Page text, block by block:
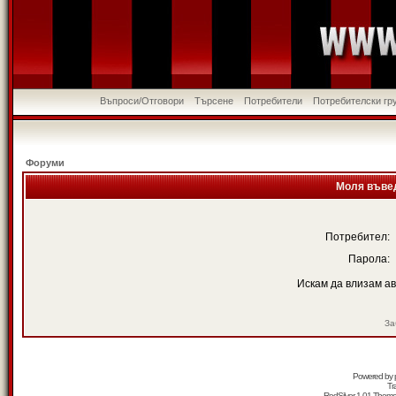
Въпроси/Отговори Търсене Потребители Потребителски
Форуми
Моля
Потребител:
Парола:
Искам да влизам
Powered by